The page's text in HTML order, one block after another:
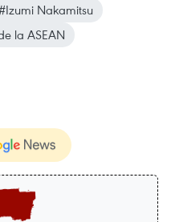
#Izumi Nakamitsu
la ASEAN